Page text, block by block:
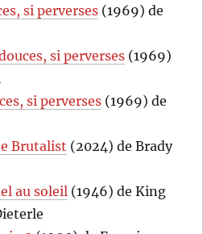
si perverses (1969) de
si perverses (1969)
si perverses (1969) de
Brutalist (2024) de Brady
au soleil (1946) de King